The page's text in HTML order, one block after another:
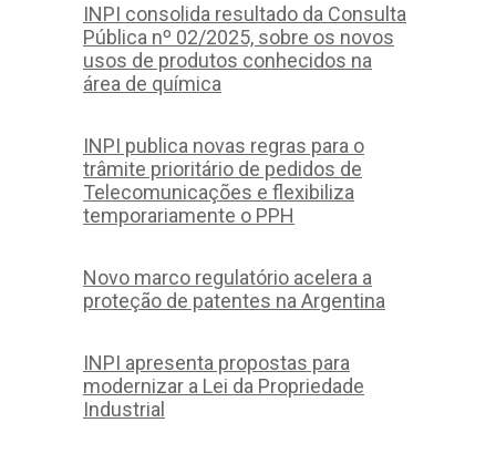
INPI consolida resultado da Consulta
Pública nº 02/2025, sobre os novos
usos de produtos conhecidos na
área de química
INPI publica novas regras para o
trâmite prioritário de pedidos de
Telecomunicações e flexibiliza
temporariamente o PPH
Novo marco regulatório acelera a
proteção de patentes na Argentina
INPI apresenta propostas para
modernizar a Lei da Propriedade
Industrial